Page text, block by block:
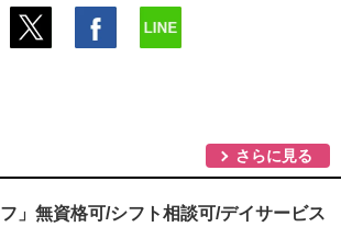
さらに見る
」無資格可/シフト相談可/デイサービス